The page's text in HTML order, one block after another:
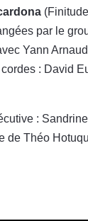
par le
Yann
: David
:
de Théo